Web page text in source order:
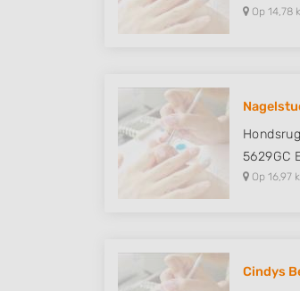
Op 14,78
5629GC
Op 16,97
Cindys